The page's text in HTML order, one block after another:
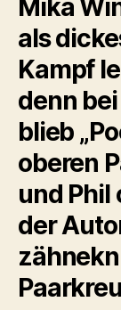
Mika
als
Kampf
denn
blieb
oberen
und Phil
der